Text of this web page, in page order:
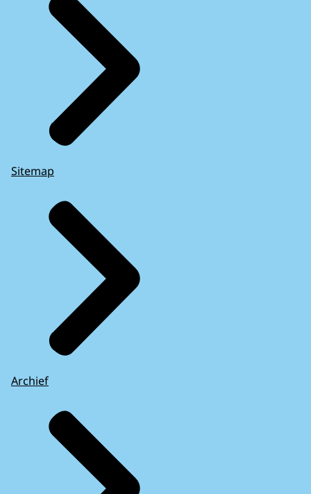
Sitemap
Archief